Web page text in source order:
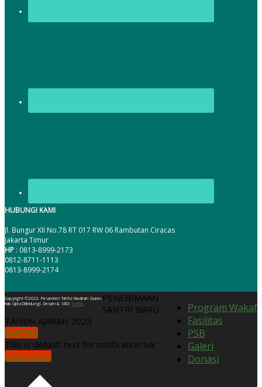
HUBUNGI KAMI
Jl. Bungur XII No.78 RT 017 RW 06 Rambutan Ciracas
Jakarta Timur
HP : 0813-8999-2173
0812-8711-1113
0813-8999-2174
Program Wakaf
Fasilitas
PSB
Galeri
Donasi
Copyright ©2023. Pesantren Tahfiz Madinah Quran.
Hak Cipta Dilindungi. Desain & SEO: KWPro
PENERIMAAN
SANTRI BARU
TAHUN AJARAN 2025
DAFTAR
This is default text for notification bar
Learn more